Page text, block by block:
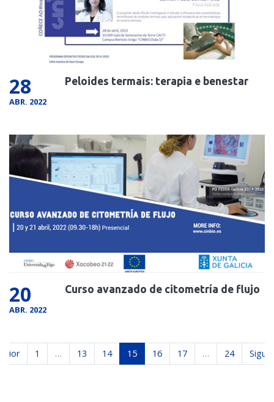
28
ABR. 2022
Peloides termais: terapia e benestar
20
ABR. 2022
Curso avanzado de citometría de flujo
1 … 13 14 15 16 17 … 24